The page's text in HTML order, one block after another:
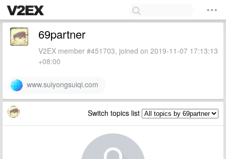
69partner
V2EX member #451703, joined on 2019-11-07 17:13:13
+08:00
www.suiyongsuiqi.com
Switch topics list